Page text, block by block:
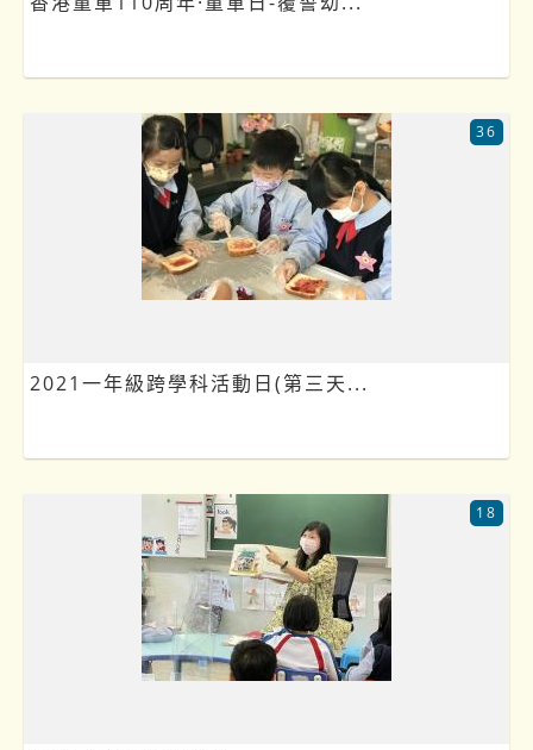
2021一年級跨學科活動日(第三天...
36
18